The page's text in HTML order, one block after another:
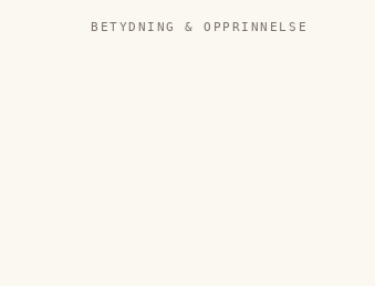
BETYDNING & OPPRINNELSE